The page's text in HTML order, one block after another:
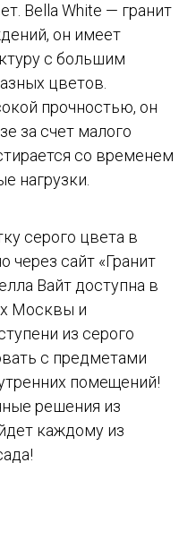
Bella White — гранит
он имеет
с большим
цветов.
прочностью, он
за счет малого
со временем
нагрузки.
серого цвета в
сайт «Гранит
Вайт доступна в
Москвы и
из серого
с предметами
помещений!
решения из
каждому из